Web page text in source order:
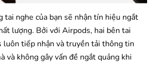
tai nghe của bạn sẽ nhận tín hiệu ngắt
lượng. Bởi với Airpods, hai bên tai
luôn tiếp nhận và truyền tải thông tin
và không gây vấn đề ngắt quảng khi